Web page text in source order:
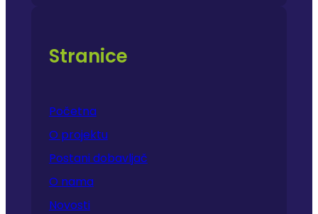
Stranice
Početna
O projektu
Postani dobavljač
O nama
Novosti